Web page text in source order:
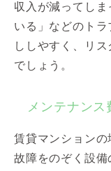
収入が減ってし
いる」などのト
ししやすく、リ
でしょう。
メンテナンス
賃貸マンション
故障をのぞく設備